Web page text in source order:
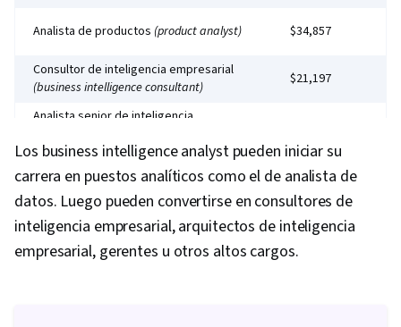
Analista de productos (product analyst) $34,857
Consultor de inteligencia empresarial
(business intelligence consultant)
$21,197
Analista senior de inteligencia
analyst)
Gerente de inteligencia empresarial
(business intelligence manager)
Los business intelligence analyst pueden iniciar su
carrera en puestos analíticos como el de analista de
datos. Luego pueden convertirse en consultores de
inteligencia empresarial, arquitectos de inteligencia
empresarial, gerentes u otros altos cargos.